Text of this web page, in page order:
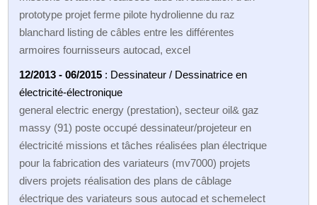
prototype projet ferme pilote hydrolienne du raz
blanchard listing de câbles entre les différentes
armoires fournisseurs autocad, excel
12/2013 - 06/2015 : Dessinateur / Dessinatrice en
électricité-électronique
general electric energy (prestation), secteur oil& gaz
massy (91) poste occupé dessinateur/projeteur en
électricité missions et tâches réalisées plan électrique
pour la fabrication des variateurs (mv7000) projets
divers projets réalisation des plans de câblage
électrique des variateurs sous autocad et schemelect